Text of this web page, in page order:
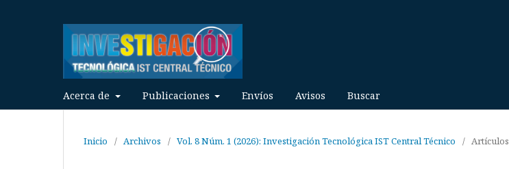
Acerca de Publicaciones Envíos Avisos Buscar
Inicio / Archivos / Vol. 8 Núm. 1 (2026): Investigación Tecnológica IST Central Técnico / Artículos